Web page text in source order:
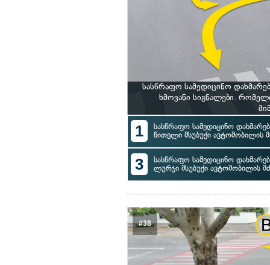
სასწრაფო სამედიცინო
ხმოვანი სიგნალები.
1
სასწრაფო სამედიცინო
წითელი მსუბუქი ავტომობილის
3
სასწრაფო სამედიცინო
ლურჯი მსუბუქი ავტომობილის
#38